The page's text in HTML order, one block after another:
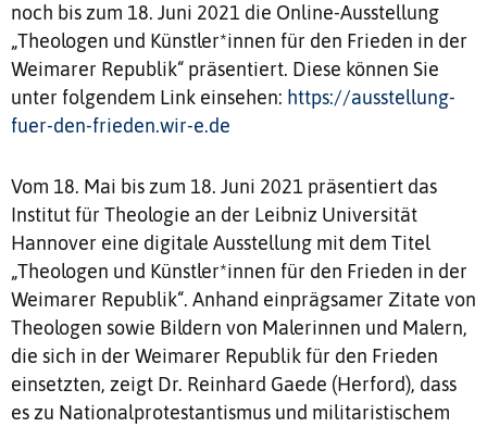
noch bis zum 18. Juni 2021 die Online-Ausstellung
„Theologen und Künstler*innen für den Frieden in der
Weimarer Republik“ präsentiert. Diese können Sie
unter folgendem Link einsehen: https://ausstellung-
fuer-den-frieden.wir-e.de
Vom 18. Mai bis zum 18. Juni 2021 präsentiert das
Institut für Theologie an der Leibniz Universität
Hannover eine digitale Ausstellung mit dem Titel
„Theologen und Künstler*innen für den Frieden in der
Weimarer Republik“. Anhand einprägsamer Zitate von
Theologen sowie Bildern von Malerinnen und Malern,
die sich in der Weimarer Republik für den Frieden
einsetzten, zeigt Dr. Reinhard Gaede (Herford), dass
es zu Nationalprotestantismus und militaristischem